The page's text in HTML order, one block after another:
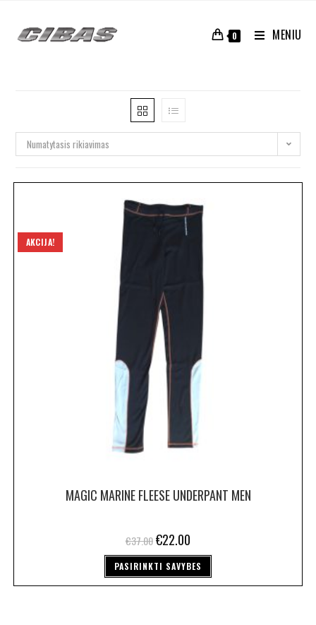
0 MENIU
Numatytasis rikiavimas
AKCIJA!
MAGIC MARINE FLEESE UNDERPANT MEN
€37.00€22.00
PASIRINKTI SAVYBES